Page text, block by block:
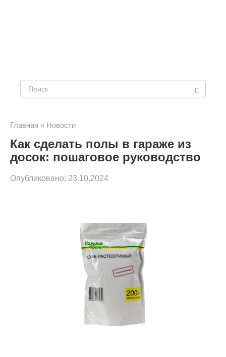
Главная » Новости
Как сделать полы в гараже из
досок: пошаговое руководство
Опубликовано: 23.10.2024